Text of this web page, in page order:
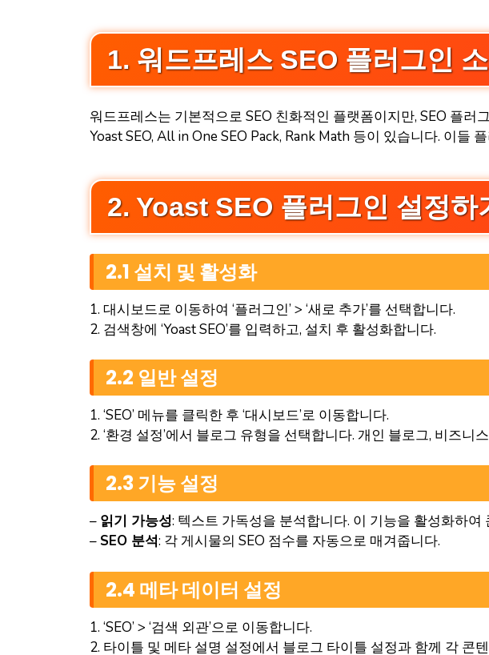
1. 워드프레스 SEO 플러그인
워드프레스는 기본적으로 SEO 친화적인 플랫폼이지만, SEO 플
Yoast SEO, All in One SEO Pack, Rank Math 등이 있습니다. 이들
2. Yoast SEO 플러그인 설정하
2.1 설치 및 활성화
1. 대시보드로 이동하여 ‘플러그인’ > ‘새로 추가’를 선택합니다.
2. 검색창에 ‘Yoast SEO’를 입력하고, 설치 후 활성화합니다.
2.2 일반 설정
1. ‘SEO’ 메뉴를 클릭한 후 ‘대시보드’로 이동합니다.
2. ‘환경 설정’에서 블로그 유형을 선택합니다. 개인 블로그, 비즈니
2.3 기능 설정
– 읽기 가능성: 텍스트 가독성을 분석합니다. 이 기능을 활성화하
– SEO 분석: 각 게시물의 SEO 점수를 자동으로 매겨줍니다.
2.4 메타 데이터 설정
1. ‘SEO’ > ‘검색 외관’으로 이동합니다.
2. 타이틀 및 메타 설명 설정에서 블로그 타이틀 설정과 함께 각 콘